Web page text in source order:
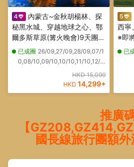
內蒙古~金秋胡楊林、探
秘黑水城、穿越地球之心、鄂
爾多斯草原(篝火晚會)9天團
重本安排：蒙古族宮廷國宴~
詐馬宴、額濟納旗金色森林~
延海(觀日出日落）、怪樹林
已成團 26/09,27/09,28/09,07/1
0,08/10,09/10,10/10,11/10,12/1
HKD 15,099
HKD 14,299+
西寧
※即
獨山
星
已
推廣
【
國長線旅行團額